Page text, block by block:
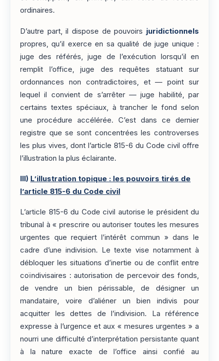
ordinaires.
D’autre part, il dispose de pouvoirs juridictionnels
propres, qu’il exerce en sa qualité de juge unique :
juge des référés, juge de l’exécution lorsqu’il en
remplit l’office, juge des requêtes statuant sur
ordonnances non contradictoires, et — point sur
lequel il convient de s’arrêter — juge habilité, par
certains textes spéciaux, à trancher le fond selon
une procédure accélérée. C’est dans ce dernier
registre que se sont concentrées les controverses
les plus vives, dont l’article 815-6 du Code civil offre
l’illustration la plus éclairante.
III) L’illustration topique : les pouvoirs tirés de
l’article 815-6 du Code civil
L’article 815-6 du Code civil autorise le président du
tribunal à « prescrire ou autoriser toutes les mesures
urgentes que requiert l’intérêt commun » dans le
cadre d’une indivision. Le texte vise notamment à
débloquer les situations d’inertie ou de conflit entre
coïndivisaires : autorisation de percevoir des fonds,
de vendre un bien périssable, de désigner un
mandataire, voire d’aliéner un bien indivis pour
acquitter les dettes de l’indivision. La référence
expresse à l’urgence et aux « mesures urgentes » a
nourri une difficulté d’interprétation persistante quant
à la nature exacte de l’office ainsi confié au